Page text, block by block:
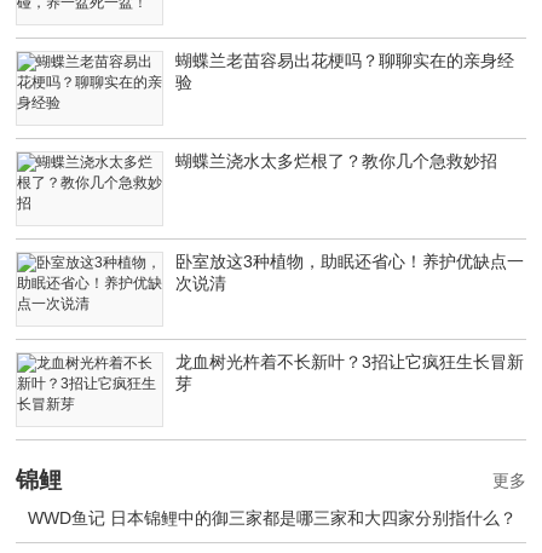
蝴蝶兰老苗容易出花梗吗？聊聊实在的亲身经
验
蝴蝶兰浇水太多烂根了？教你几个急救妙招
卧室放这3种植物，助眠还省心！养护优缺点一
次说清
龙血树光杵着不长新叶？3招让它疯狂生长冒新
芽
锦鲤
WWD鱼记 日本锦鲤中的御三家都是哪三家和大四家分别指什么？
更多